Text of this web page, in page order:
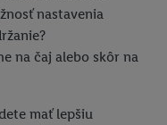
nastavenia
na čaj alebo skôr na
mať lepšiu